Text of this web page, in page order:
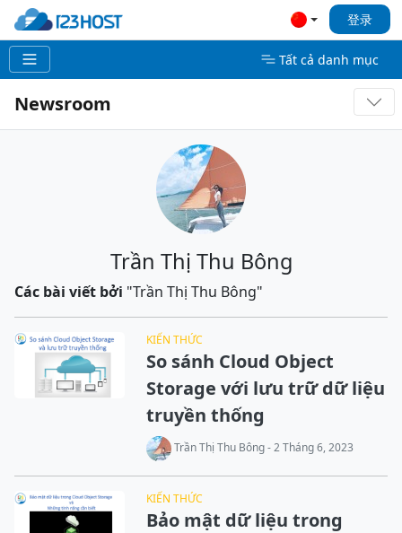
登录
Tất cả danh mục
Newsroom
Trần Thị Thu Bông
Các bài viết bởi "Trần Thị Thu Bông"
KIẾN THỨC
So sánh Cloud Object
Storage với lưu trữ dữ liệu
truyền thống
Trần Thị Thu Bông - 2 Tháng 6, 2023
KIẾN THỨC
Bảo mật dữ liệu trong